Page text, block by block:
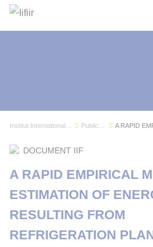
DOCUMENT IIF
A RAPID EMPIRICAL
ESTIMATION OF
RESULTING FROM
REFRIGERATION